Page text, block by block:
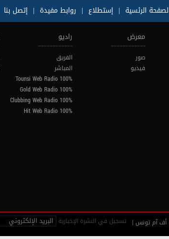
الرئسية | إستطلاع | روابط مفيدة | إتصل بنا
معرض
صور
فيديو
راديو
الفريق
المباشر
100% Tounsi Web Radio
100% Gold Web Radio
100% Clubbing Web Radio
100% Hit Web Radio
تسجيل في النشرة الإخبارية